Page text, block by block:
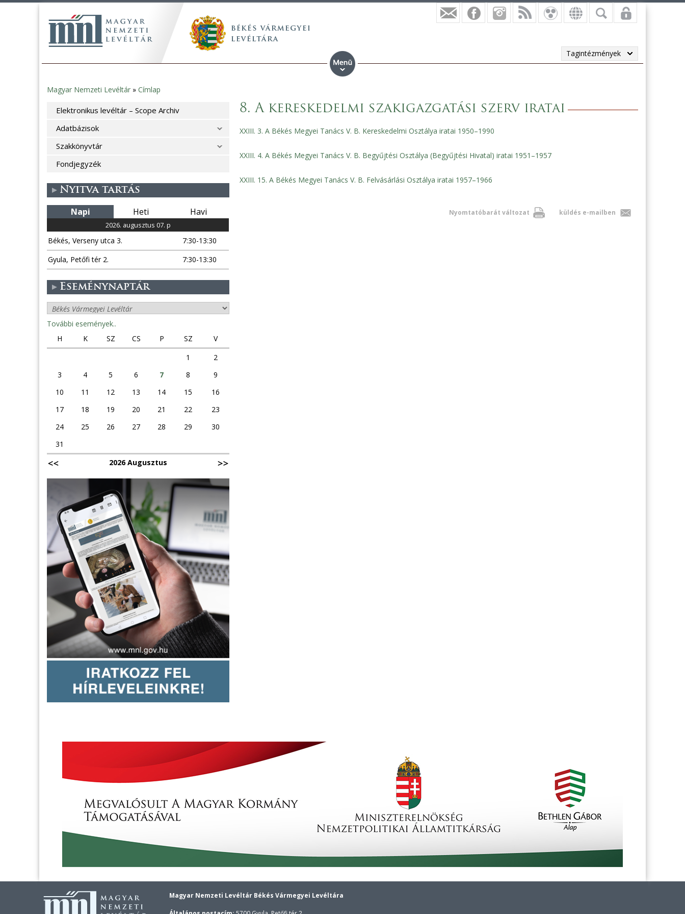
Tagintézmények
Jelenlegi
hely
Magyar Nemzeti Levéltár » Címlap
8. A kereskedelmi szakigazgatási szerv iratai
XXIII. 3. A Békés Megyei Tanács V. B. Kereskedelmi Osztálya iratai 1950–1990
XXIII. 4. A Békés Megyei Tanács V. B. Begyűjtési Osztálya (Begyűjtési Hivatal) iratai 1951–1957
XXIII. 15. A Békés Megyei Tanács V. B. Felvásárlási Osztálya iratai 1957–1966
Nyomtatóbarát változat küldés e-mailben
Elektronikus levéltár – Scope Archiv
Adatbázisok
Szakkönyvtár
Fondjegyzék
Nyitva tartás
Napi Heti Havi
2026. augusztus 07. p
Békés, Verseny utca 3.
7:30-13:30
Gyula, Petőfi tér 2.
7:30-13:30
Eseménynaptár
További események..
H
K SZ CS P SZ
V
1
2
3
4 5 6 7 8
9
10
11 12 13 14 15
16
17
18 19 20 21 22
23
24
25 26 27 28 29
30
31
2026 Augusztus
Magyar Nemzeti Levéltár Békés Vármegyei Levéltára